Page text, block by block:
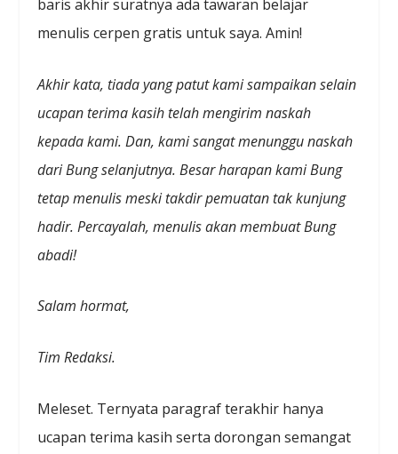
baris akhir suratnya ada tawaran belajar
menulis cerpen gratis untuk saya. Amin!
Akhir kata, tiada yang patut kami sampaikan selain
ucapan terima kasih telah mengirim naskah
kepada kami. Dan, kami sangat menunggu naskah
dari Bung selanjutnya. Besar harapan kami Bung
tetap menulis meski takdir pemuatan tak kunjung
hadir. Percayalah, menulis akan membuat Bung
abadi!
Salam hormat,
Tim Redaksi.
Meleset. Ternyata paragraf terakhir hanya
ucapan terima kasih serta dorongan semangat